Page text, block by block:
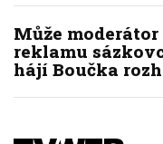
Může
reklamu
hájí Boučka